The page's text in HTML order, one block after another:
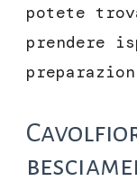
potete
prendere